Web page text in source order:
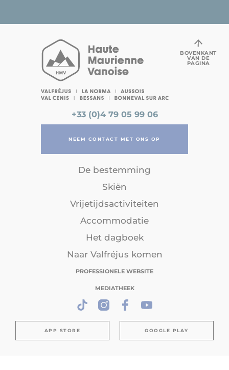
+33 (0)4 79 05 99 06
NEEM CONTACT MET ONS OP
De bestemming
Skiën
Vrijetijdsactiviteiten
Accommodatie
Het dagboek
Naar Valfréjus komen
PROFESSIONELE WEBSITE
MEDIATHEEK
APP STORE GOOGLE PLAY
BOVENKANT
VAN DE
PAGINA